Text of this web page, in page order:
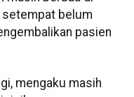
setempat belum
pasien
mengaku masih